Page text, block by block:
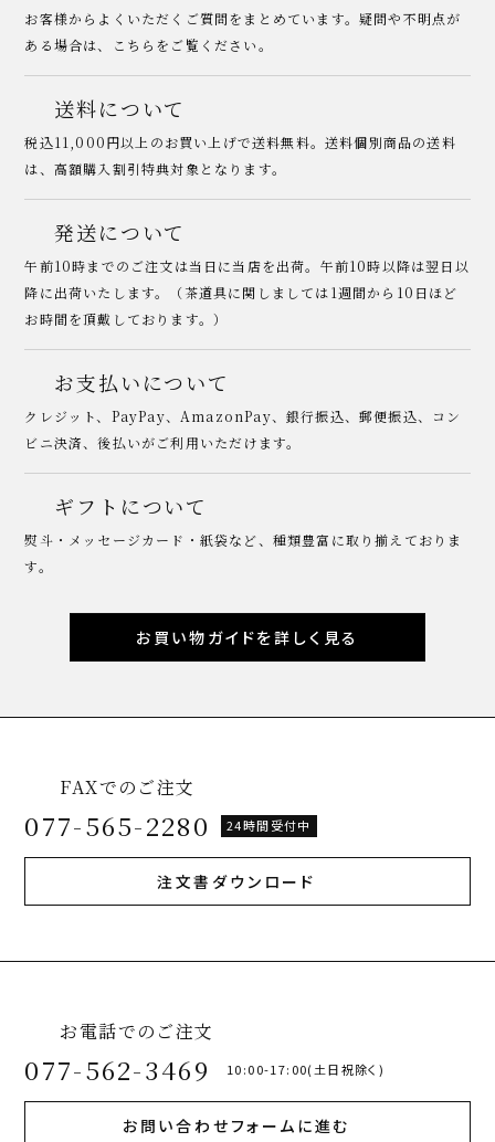
お客様からよくいただくご質問をまとめています。疑問や不明点が
ある場合は、こちらをご覧ください。
送料について
税込11,000円以上のお買い上げで送料無料。送料個別商品の送料
は、高額購入割引特典対象となります。
発送について
午前10時までのご注文は当日に当店を出荷。午前10時以降は翌日以
降に出荷いたします。（茶道具に関しましては1週間から10日ほど
お時間を頂戴しております。）
お支払いについて
クレジット、PayPay、AmazonPay、銀行振込、郵便振込、コン
ビニ決済、後払いがご利用いただけます。
ギフトについて
熨斗・メッセージカード・紙袋など、種類豊富に取り揃えておりま
す。
お買い物ガイドを詳しく見る
FAXでのご注文
077-565-2280 24時間受付中
注文書ダウンロード
お電話でのご注文
077-562-3469 10:00-17:00(土日祝除く)
お問い合わせフォームに進む